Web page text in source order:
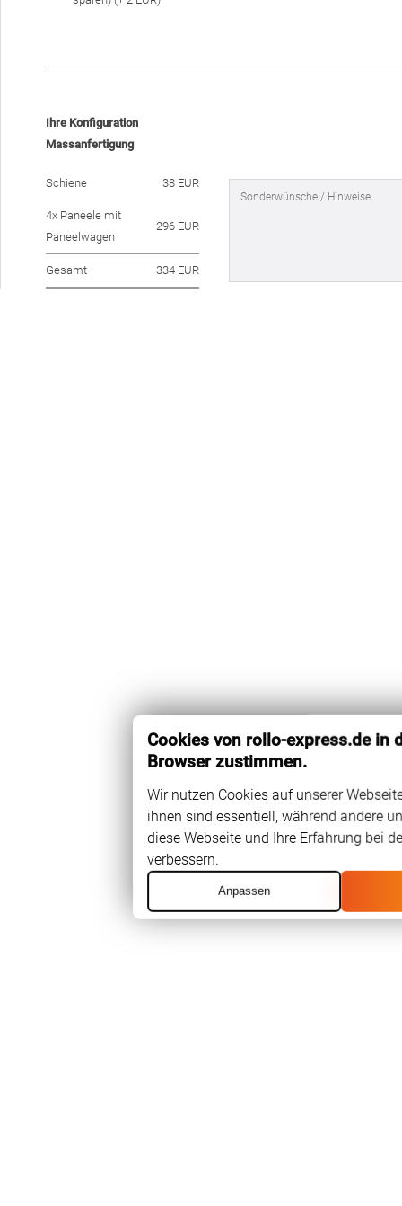
Ihre Konfiguration
Massanfertigung
Schiene 38 EUR
4x Paneele mit
Paneelwagen
296 EUR
Gesamt 334 EUR
Cookies von rollo-express.de in
Browser zustimmen.
Wir nutzen Cookies auf unserer
ihnen sind essentiell, während andere
diese Webseite und Ihre Erfahrung bei
verbessern.
Anpassen